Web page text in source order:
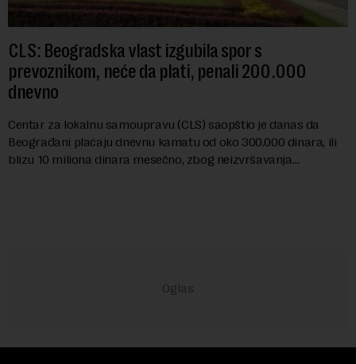
CLS: Beogradska vlast izgubila spor s
prevoznikom, neće da plati, penali 200.000
dnevno
Centar za lokalnu samoupravu (CLS) saopštio je danas da
Beograđani plaćaju dnevnu kamatu od oko 300.000 dinara, ili
blizu 10 miliona dinara mesečno, zbog neizvršavanja